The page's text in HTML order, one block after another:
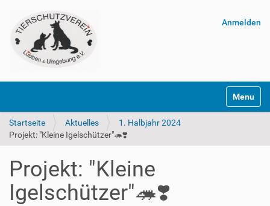
Anmelden
Startseite Aktuelles
1. Halbjahr 2024
Projekt: "Kleine Igelschützer"🦔❣️
Projekt: "Kleine
Igelschützer"🦔❣️